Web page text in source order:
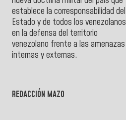
establece la corresponsabilidad del
Estado y de todos los venezolanos
en la defensa del territorio
venezolano frente a las amenazas
internas y externas.
REDACCIÓN MAZO